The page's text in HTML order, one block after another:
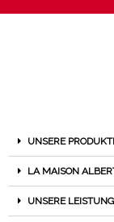
UNSERE
LA MAISON
UNSERE